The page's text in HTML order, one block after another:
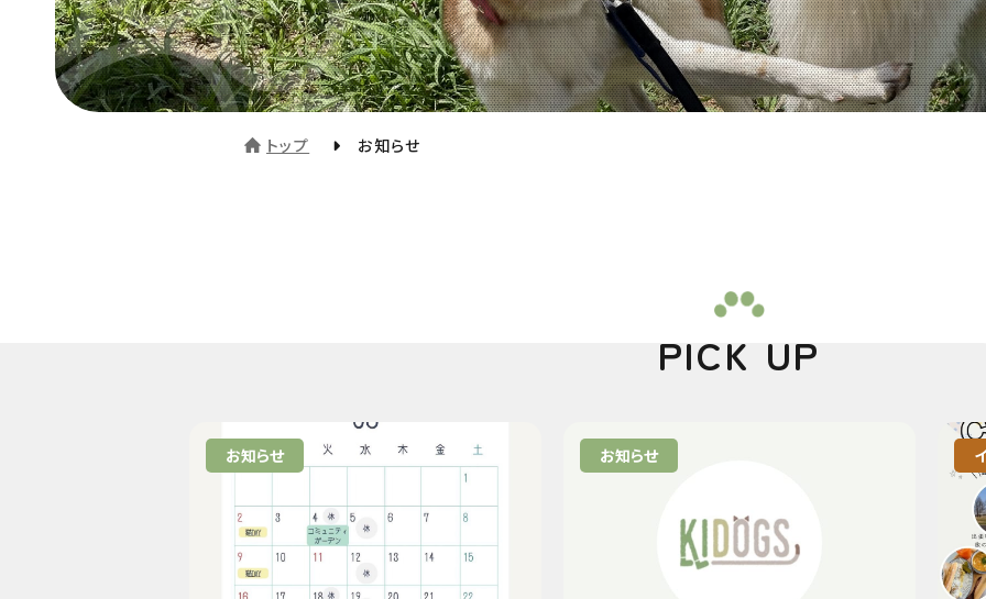
トップ お知らせ
PICK UP
お知らせ お知らせ